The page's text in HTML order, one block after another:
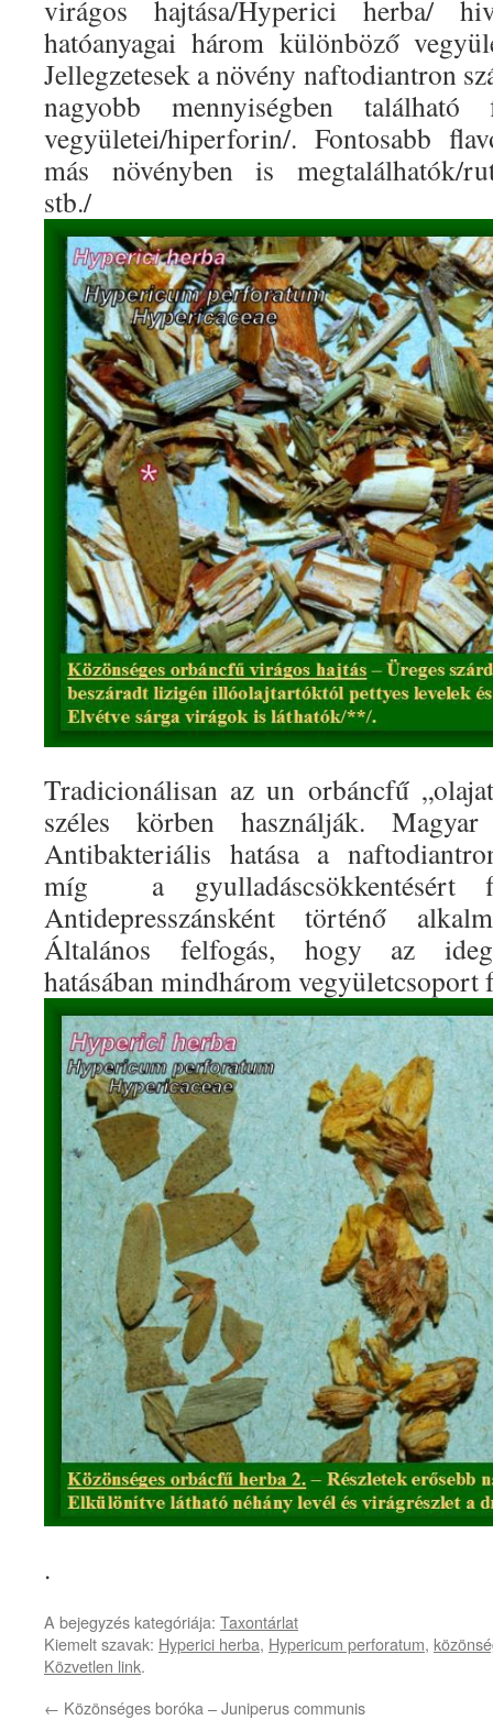
virágos hajtása/Hyperici herba/
hatóanyagai három különböző
Jellegzetesek a növény naftodiantron
nagyobb mennyiségben
vegyületei/hiperforin/. Fontosabb
más növényben is megtalálhatók/
stb./
Tradicionálisan az un orbáncfű
széles körben használják.
Antibakteriális hatása a
míg a gyulladáscsökkentésért
Antidepresszánsként történő
Általános felfogás, hogy az
hatásában mindhárom vegyületcsoport
.
A bejegyzés kategóriája: Taxontárlat
Kiemelt szavak: Hyperici herba, Hypericum perforatum,
Közvetlen link.
← Közönséges boróka – Juniperus communis